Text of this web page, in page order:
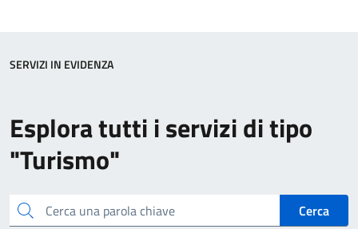
Esplora tutti i servizi di tipo
"Turismo"
Cerca una parola chiave
Cerca
SERVIZI IN EVIDENZA